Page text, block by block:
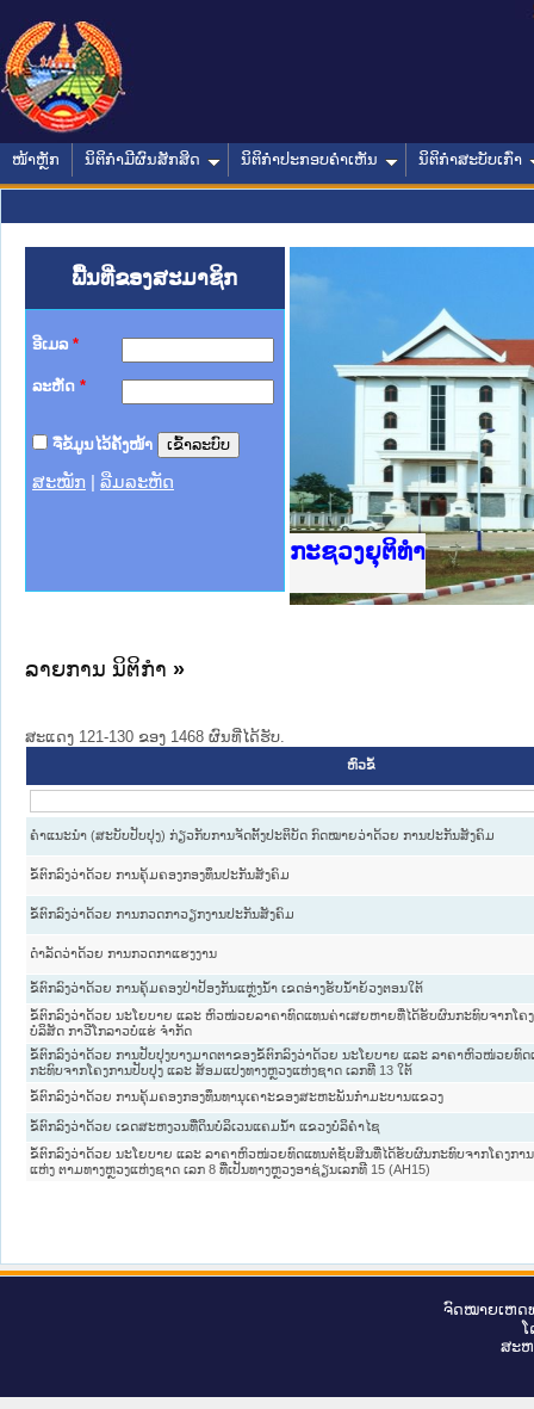
ໜ້າຫຼັກ ນິຕິກໍາມີຜົນສັກສິດ ນິຕິກໍາປະກອບຄໍາເຫັນ ນິຕິກໍາສະບັບເກົ່າ
ພື້ນທີ່ຂອງສະມາຊິກ
ອີເມລ *
ລະຫັດ *
ຈື່ຂໍ້ມູນໄວ້ຄັ້ງໜ້າ
ສະໝັກ ລືມລະຫັດ
ທຳແຫ່ງຊາດ
ກະຊວງຍຸຕິທຳ
ການ
ກາງ
ໃຕ້
ຕຳຫຼວດປະຊາຊົນ
ສັນຕິບານປະຊາຊົນ
ກເໜືອ
າຊົນ ພາກກາງ
ລາຍການ ນິຕິກໍາ »
ສະແດງ 121-130 ຂອງ 1468 ຜົນທີ່ໄດ້ຮັບ.
ຫົວຂໍ້
ຄຳແນະນຳ (ສະບັບປັບປຸງ) ກ່ຽວກັບການຈັດຕັ້ງປະຕິບັດ ກົດໝາຍວ່າດ້ວຍ ການປະກັນສັງຄົມ
ຂໍ້ຕົກລົງວ່າດ້ວຍ ການຄຸ້ມຄອງກອງທຶນປະກັນສັງຄົມ
ຂໍ້ຕົກລົງວ່າດ້ວຍ ການກວດກາວຽກງານປະກັນສັງຄົມ
ດຳລັດວ່າດ້ວຍ ການກວດກາແຮງງານ
ຂໍ້ຕົກລົງວ່າດ້ວຍ ການຄຸ້ມຄອງປ່າປ້ອງກັນແຫຼ່ງນ້ຳ ເຂດອ່າງຮັບນ້ຳຍ້ວງຕອນໃຕ້
ຂໍ້ຕົກລົງວ່າດ້ວຍ ນະໂຍບາຍ ແລະ ຫົວໜ່ວຍລາຄາທົດແທນຄ່າເສຍຫາຍທີ່ໄດ້ຮັບຜົນກະທົບຈາກໂຄ
ບໍລິສັດ ກາວີໂກລາວບໍ່ແຮ່ ຈຳກັດ
ຂໍ້ຕົກລົງວ່າດ້ວຍ ການປັບປຸງບາງມາດຕາຂອງຂໍ້ຕົກລົງວ່າດ້ວຍ ນະໂຍບາຍ ແລະ ລາຄາຫົວໜ່ວຍທົ
ກະທົບຈາກໂຄງການປັບປຸງ ແລະ ສ້ອມແປງທາງຫຼວງແຫ່ງຊາດ ເລກທີ 13 ໃຕ້
ຂໍ້ຕົກລົງວ່າດ້ວຍ ການຄຸ້ມຄອງກອງທຶນທານຸເຄາະຂອງສະຫະພັນກຳມະບານແຂວງ
ຂໍ້ຕົກລົງວ່າດ້ວຍ ເຂດສະຫງວນທີ່ດິນບໍລິເວນແຄມນ້ຳ ແຂວງບໍລິຄຳໄຊ
ຂໍ້ຕົກລົງວ່າດ້ວຍ ນະໂຍບາຍ ແລະ ລາຄາຫົວໜ່ວຍທົດແທນຕໍ່ຊັບສິນທີ່ໄດ້ຮັບຜົນກະທົບຈາກໂຄງກາ
ແຫ່ງ ຕາມທາງຫຼວງແຫ່ງຊາດ ເລກ 8 ທີ່ເປັນທາງຫຼວງອາຊ່ຽນເລກທີ 15 (AH15)
ຈົດ​ໝາຍ​ເຫດ​
ສະ​ຫ